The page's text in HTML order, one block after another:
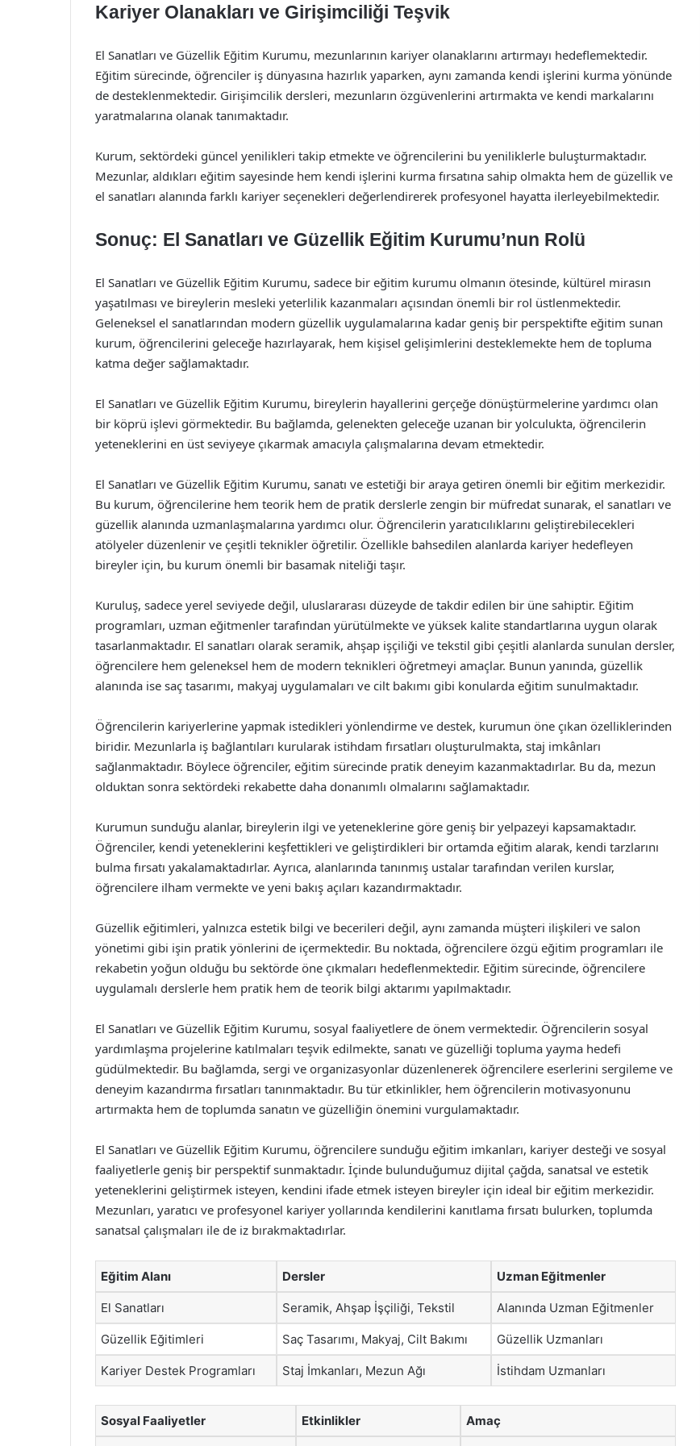
Kariyer Olanakları ve Girişimciliği Teşvik
El Sanatları ve Güzellik Eğitim Kurumu, mezunlarının kariyer olanaklarını artırmayı hedeflemektedir.
Eğitim sürecinde, öğrenciler iş dünyasına hazırlık yaparken, aynı zamanda kendi işlerini kurma yönünde
de desteklenmektedir. Girişimcilik dersleri, mezunların özgüvenlerini artırmakta ve kendi markalarını
yaratmalarına olanak tanımaktadır.
Kurum, sektördeki güncel yenilikleri takip etmekte ve öğrencilerini bu yeniliklerle buluşturmaktadır.
Mezunlar, aldıkları eğitim sayesinde hem kendi işlerini kurma fırsatına sahip olmakta hem de güzellik ve
el sanatları alanında farklı kariyer seçenekleri değerlendirerek profesyonel hayatta ilerleyebilmektedir.
Sonuç: El Sanatları ve Güzellik Eğitim Kurumu’nun Rolü
El Sanatları ve Güzellik Eğitim Kurumu, sadece bir eğitim kurumu olmanın ötesinde, kültürel mirasın
yaşatılması ve bireylerin mesleki yeterlilik kazanmaları açısından önemli bir rol üstlenmektedir.
Geleneksel el sanatlarından modern güzellik uygulamalarına kadar geniş bir perspektifte eğitim sunan
kurum, öğrencilerini geleceğe hazırlayarak, hem kişisel gelişimlerini desteklemekte hem de topluma
katma değer sağlamaktadır.
El Sanatları ve Güzellik Eğitim Kurumu, bireylerin hayallerini gerçeğe dönüştürmelerine yardımcı olan
bir köprü işlevi görmektedir. Bu bağlamda, gelenekten geleceğe uzanan bir yolculukta, öğrencilerin
yeteneklerini en üst seviyeye çıkarmak amacıyla çalışmalarına devam etmektedir.
El Sanatları ve Güzellik Eğitim Kurumu, sanatı ve estetiği bir araya getiren önemli bir eğitim merkezidir.
Bu kurum, öğrencilerine hem teorik hem de pratik derslerle zengin bir müfredat sunarak, el sanatları ve
güzellik alanında uzmanlaşmalarına yardımcı olur. Öğrencilerin yaratıcılıklarını geliştirebilecekleri
atölyeler düzenlenir ve çeşitli teknikler öğretilir. Özellikle bahsedilen alanlarda kariyer hedefleyen
bireyler için, bu kurum önemli bir basamak niteliği taşır.
Kuruluş, sadece yerel seviyede değil, uluslararası düzeyde de takdir edilen bir üne sahiptir. Eğitim
programları, uzman eğitmenler tarafından yürütülmekte ve yüksek kalite standartlarına uygun olarak
tasarlanmaktadır. El sanatları olarak seramik, ahşap işçiliği ve tekstil gibi çeşitli alanlarda sunulan dersler,
öğrencilere hem geleneksel hem de modern teknikleri öğretmeyi amaçlar. Bunun yanında, güzellik
alanında ise saç tasarımı, makyaj uygulamaları ve cilt bakımı gibi konularda eğitim sunulmaktadır.
Öğrencilerin kariyerlerine yapmak istedikleri yönlendirme ve destek, kurumun öne çıkan özelliklerinden
biridir. Mezunlarla iş bağlantıları kurularak istihdam fırsatları oluşturulmakta, staj imkânları
sağlanmaktadır. Böylece öğrenciler, eğitim sürecinde pratik deneyim kazanmaktadırlar. Bu da, mezun
olduktan sonra sektördeki rekabette daha donanımlı olmalarını sağlamaktadır.
Kurumun sunduğu alanlar, bireylerin ilgi ve yeteneklerine göre geniş bir yelpazeyi kapsamaktadır.
Öğrenciler, kendi yeteneklerini keşfettikleri ve geliştirdikleri bir ortamda eğitim alarak, kendi tarzlarını
bulma fırsatı yakalamaktadırlar. Ayrıca, alanlarında tanınmış ustalar tarafından verilen kurslar,
öğrencilere ilham vermekte ve yeni bakış açıları kazandırmaktadır.
Güzellik eğitimleri, yalnızca estetik bilgi ve becerileri değil, aynı zamanda müşteri ilişkileri ve salon
yönetimi gibi işin pratik yönlerini de içermektedir. Bu noktada, öğrencilere özgü eğitim programları ile
rekabetin yoğun olduğu bu sektörde öne çıkmaları hedeflenmektedir. Eğitim sürecinde, öğrencilere
uygulamalı derslerle hem pratik hem de teorik bilgi aktarımı yapılmaktadır.
El Sanatları ve Güzellik Eğitim Kurumu, sosyal faaliyetlere de önem vermektedir. Öğrencilerin sosyal
yardımlaşma projelerine katılmaları teşvik edilmekte, sanatı ve güzelliği topluma yayma hedefi
güdülmektedir. Bu bağlamda, sergi ve organizasyonlar düzenlenerek öğrencilere eserlerini sergileme ve
deneyim kazandırma fırsatları tanınmaktadır. Bu tür etkinlikler, hem öğrencilerin motivasyonunu
artırmakta hem de toplumda sanatın ve güzelliğin önemini vurgulamaktadır.
El Sanatları ve Güzellik Eğitim Kurumu, öğrencilere sunduğu eğitim imkanları, kariyer desteği ve sosyal
faaliyetlerle geniş bir perspektif sunmaktadır. İçinde bulunduğumuz dijital çağda, sanatsal ve estetik
yeteneklerini geliştirmek isteyen, kendini ifade etmek isteyen bireyler için ideal bir eğitim merkezidir.
Mezunları, yaratıcı ve profesyonel kariyer yollarında kendilerini kanıtlama fırsatı bulurken, toplumda
sanatsal çalışmaları ile de iz bırakmaktadırlar.
Eğitim Alanı Dersler Uzman Eğitmenler
El Sanatları Seramik, Ahşap İşçiliği, Tekstil Alanında Uzman Eğitmenler
Güzellik Eğitimleri Saç Tasarımı, Makyaj, Cilt Bakımı Güzellik Uzmanları
Kariyer Destek Programları Staj İmkanları, Mezun Ağı İstihdam Uzmanları
Sosyal Faaliyetler Etkinlikler Amaç